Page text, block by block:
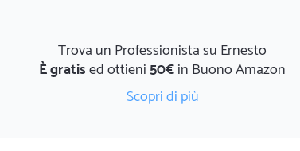
Trova un Professionista su Ernesto
È gratised ottieni50€in Buono Amazon
Scopri di più